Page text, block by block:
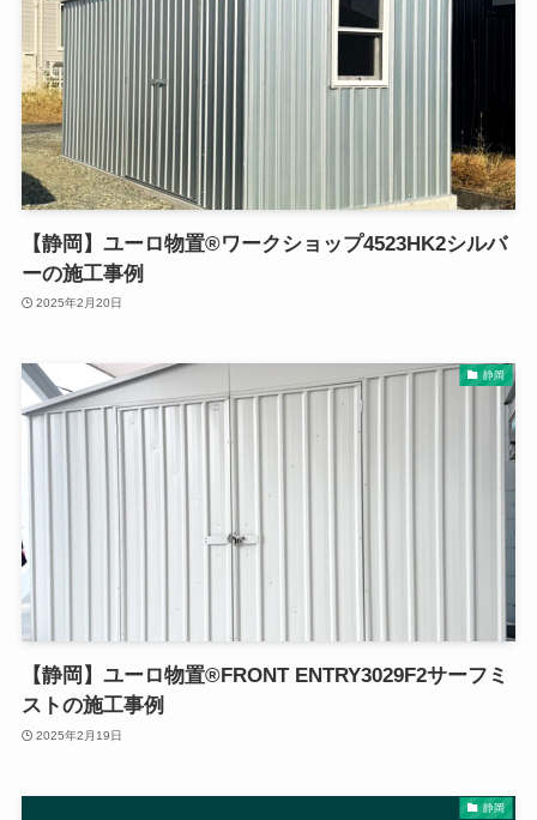
【静岡】ユーロ物置®ワークショップ4523HK2シルバ
ーの施工事例
2025年2月20日
静岡
【静岡】ユーロ物置®FRONT ENTRY3029F2サーフミ
ストの施工事例
2025年2月19日
静岡